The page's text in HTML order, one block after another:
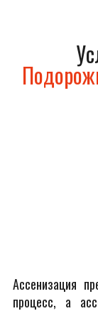
Ассенизация
процесс, а